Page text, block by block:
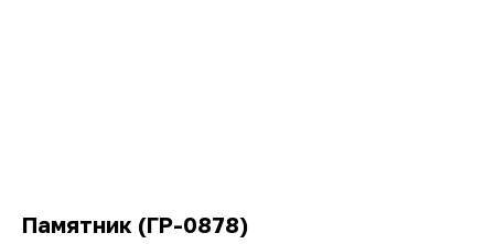
Памятник (ГР-0878)